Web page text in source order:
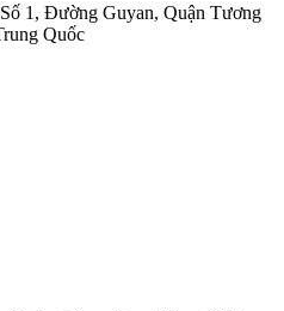
1, Đường Guyan, Quận Tương
Quốc